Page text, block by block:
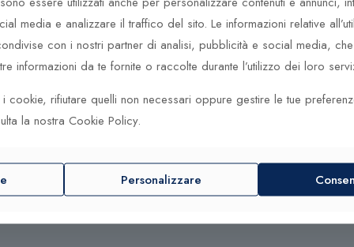
segue scrupolosamente ciascuna fase di produzione con
La passione dei nostri esperti, unita all’abilità e
gioiello.
all’interno del quale i prodotti vengono continuamente
dei nostri esperti, unita all’abilità e all’attenzione per il più
di pezzi, compone gioielli unici con movimenti meccanici
futuro, Zancan si impegna alla protezione dell’ambiente ed
tutto quello che è nelle possibilità al fine di ridurre al minimo le
media e analizzare il traffico del sito. Le informazioni relative
con i nostri partner di analisi, pubblicità e social media,
informazioni da te fornite o raccolte durante l’utilizzo dei loro
i cookie, rifiutare quelli non necessari oppure gestire le tue
la nostra Cookie Policy.
Personalizzare